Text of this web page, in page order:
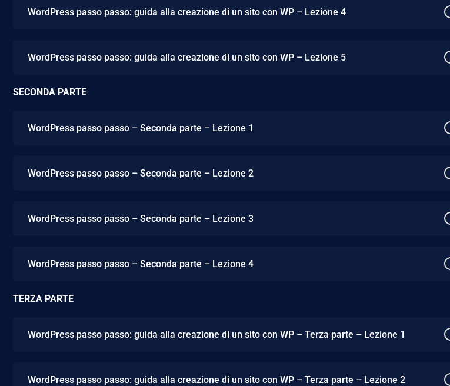
WordPress passo passo: guida alla creazione di un sito con WP – Lezione 4
WordPress passo passo: guida alla creazione di un sito con WP – Lezione 5
SECONDA PARTE
WordPress passo passo – Seconda parte – Lezione 1
WordPress passo passo – Seconda parte – Lezione 2
WordPress passo passo – Seconda parte – Lezione 3
WordPress passo passo – Seconda parte – Lezione 4
TERZA PARTE
WordPress passo passo: guida alla creazione di un sito con WP – Terza parte – Lezione 1
WordPress passo passo: guida alla creazione di un sito con WP – Terza parte – Lezione 2